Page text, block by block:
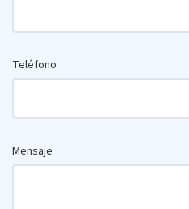
Teléfono
Mensaje